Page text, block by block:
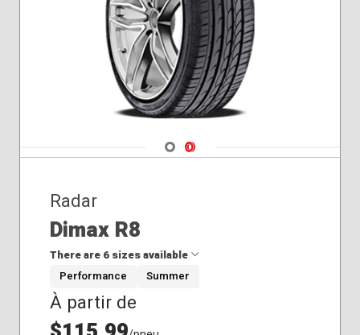
Navigate 1
Navigate 2
Radar
Dimax R8
There are 6 sizes available
215/45R17
225/30R20
Performance Summer
À partir de